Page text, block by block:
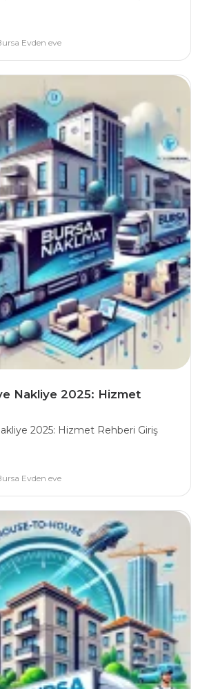
Evden eve
Nakliye 2025: Hizmet
2025: Hizmet Rehberi Giriş
Evden eve